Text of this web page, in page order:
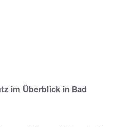
im Überblick in Bad